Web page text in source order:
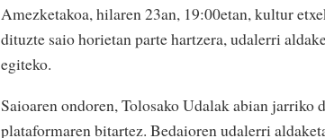
Amezketakoa, hilaren 23an, 19:00etan, kultur
dituzte saio horietan parte hartzera, udalerri
egiteko.
Saioaren ondoren, Tolosako Udalak abian jarriko
plataformaren bitartez. Bedaioren udalerri